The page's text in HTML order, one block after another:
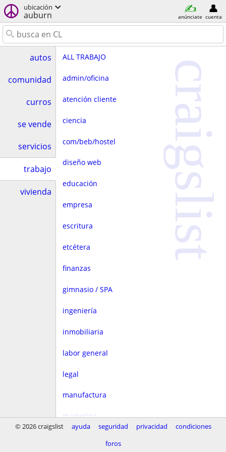
ubicación
auburn anúnciate cuenta
autos
comunidad
curros
se vende
servicios
trabajo
vivienda
ALL TRABAJO
admin/oficina
atención cliente
ciencia
com/beb/hostel
diseño web
educación
empresa
escritura
etcétera
finanzas
gimnasio / SPA
ingeniería
inmobiliaria
labor general
legal
manufactura
marketing
craigslist
© 2026 craigslist ayuda seguridad privacidad
condiciones
foros